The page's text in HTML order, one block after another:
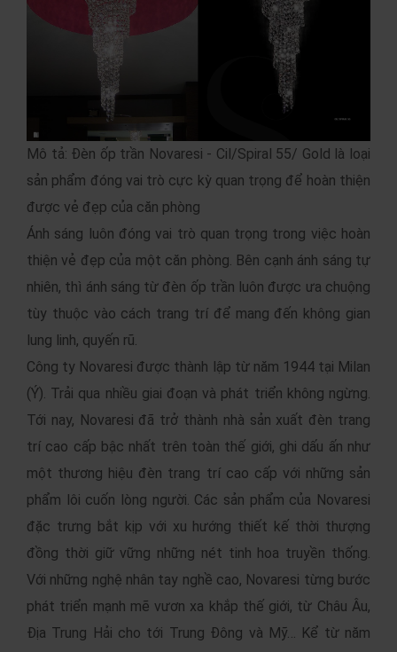
Mô tả: Đèn ốp trần Novaresi - Cil/Spiral 55/ Gold là loại
sản phẩm đóng vai trò cực kỳ quan trọng để hoàn thiện
được vẻ đẹp của căn phòng
Ánh sáng luôn đóng vai trò quan trọng trong việc hoàn
thiện vẻ đẹp của một căn phòng. Bên cạnh ánh sáng tự
nhiên, thì ánh sáng từ đèn ốp trần luôn được ưa chuộng
tùy thuộc vào cách trang trí để mang đến không gian
lung linh, quyến rũ.
Công ty Novaresi được thành lập từ năm 1944 tại Milan
(Ý). Trải qua nhiều giai đoạn và phát triển không ngừng.
Tới nay, Novaresi đã trở thành nhà sản xuất đèn trang
trí cao cấp bậc nhất trên toàn thế giới, ghi dấu ấn như
một thương hiệu đèn trang trí cao cấp với những sản
phẩm lôi cuốn lòng người. Các sản phẩm của Novaresi
đặc trưng bắt kịp với xu hướng thiết kế thời thượng
đồng thời giữ vững những nét tinh hoa truyền thống.
Với những nghệ nhân tay nghề cao, Novaresi từng bước
phát triển mạnh mẽ vươn xa khắp thế giới, từ Châu Âu,
Địa Trung Hải cho tới Trung Đông và Mỹ… Kể từ năm